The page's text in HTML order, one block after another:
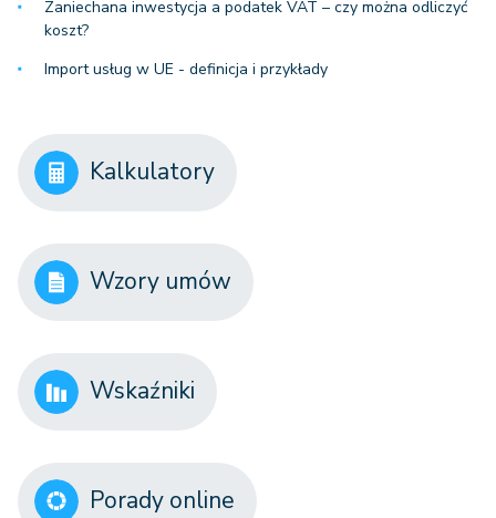
Zaniechana inwestycja a podatek VAT – czy można odliczyć
koszt?
Import usług w UE - definicja i przykłady
Kalkulatory
Wzory umów
Wskaźniki
Porady online